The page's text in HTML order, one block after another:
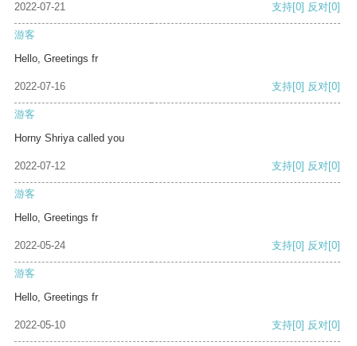
2022-07-21 支持[0] 反对[0]
游客
Hello, Greetings fr
2022-07-16 支持[0] 反对[0]
游客
Horny Shriya called you
2022-07-12 支持[0] 反对[0]
游客
Hello, Greetings fr
2022-05-24 支持[0] 反对[0]
游客
Hello, Greetings fr
2022-05-10 支持[0] 反对[0]